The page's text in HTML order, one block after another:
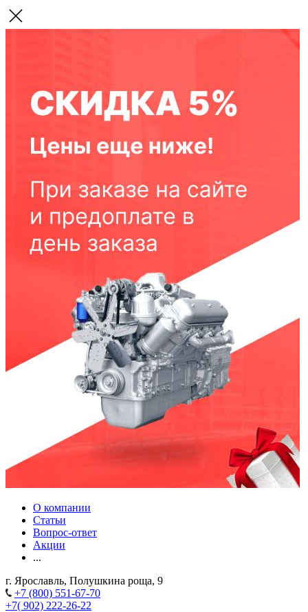
О компании
Статьи
Вопрос-ответ
Акции
...
г. Ярославль, Полушкина роща, 9
+7 (800) 551-67-70
+7( 902) 222-26-22